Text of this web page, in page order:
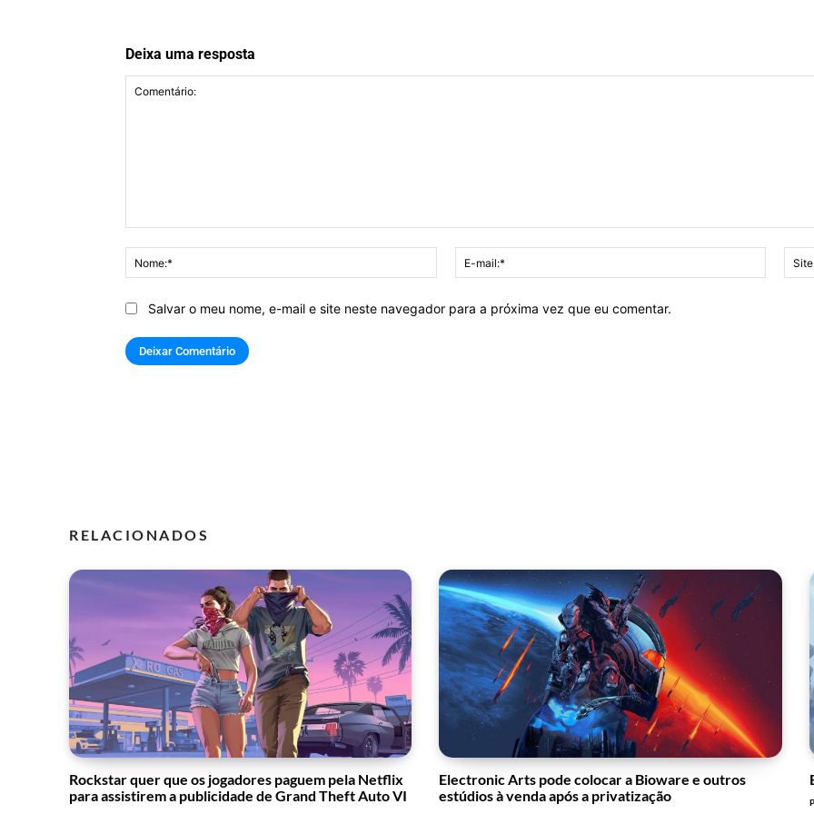
Deixa uma resposta
Nome:*
mail:*
Salvar o meu nome, e-mail e site neste navegador para a próxima vez que eu comentar.
RELACIONADOS
Rockstar quer que os jogadores paguem pela Netflix
para assistirem a publicidade de Grand Theft Auto VI
Electronic Arts pode colocar a Bioware e outros
estúdios à venda após a privatização